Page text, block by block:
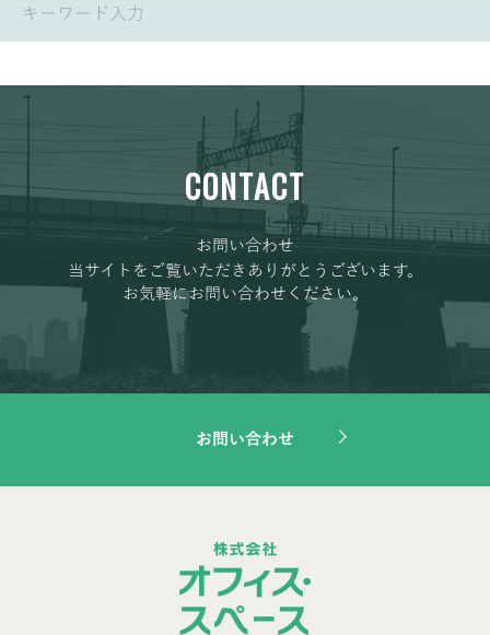
CONTACT
お問い合わせ
当サイトをご覧いただきありがとうございます。
お気軽にお問い合わせください。
お問い合わせ